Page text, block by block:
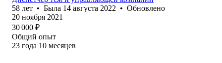
58 лет • Была 14 августа 2022 • Обновлено
20 ноября 2021
30 000 ₽
Общий опыт
23 года 10 месяцев